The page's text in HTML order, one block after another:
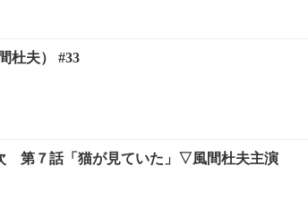
杜夫） #33
第７話「猫が見ていた」▽風間杜夫主演